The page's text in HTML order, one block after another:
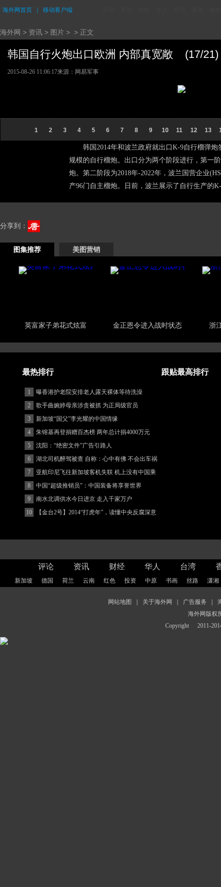
海外网首页 移动客户端
海外网 > 资讯 > 图片 > > 正文
韩国自行火炮出口欧洲 内部真宽敞 (17/21)
2015-08-26 11:06:17来源：网易军事
1 2 3 4 5 6 7 8 9 10 11 12 13
韩国2014年和波兰政府就出口K-9自行榴弹炮
规模的自行榴炮。出口分为两个阶段进行，第一
炮。第二阶段为2018年-2022年，波兰国营企业
产96门自主榴炮。日前，波兰展示了自行生产的
分享到：
图集推荐 美图营销
英富家子弟花式炫富 金正恩令进入战时状态 浙
最热排行 跟贴最高排行
1
曝香港护老院安排老人露天裸体等待洗澡
2
歌手曲婉婷母亲涉贪被抓 为正局级官员
3
新加坡“国父”李光耀的中国情缘
4
朱镕基再登捐赠百杰榜 两年总计捐4000万元
5
沈阳：“绝密文件”广告引路人
6
湖北司机醉驾被查 自称：心中有佛 不会出车祸
(图)
7
亚航印尼飞往新加坡客机失联 机上没有中国乘
客
8
中国“超级推销员”：中国装备将享誉世界
9
南水北调供水今日进京 走入千家万户
10
【金台2号】2014“打虎年”，读懂中央反腐深意
评论 资讯 财经 华人 台湾
新加坡 德国 荷兰 云南 红色 投资 中原 书画 丝路 潇湘
网站地图 关于海外网 广告服务
海外网版权
Copyright
2011-